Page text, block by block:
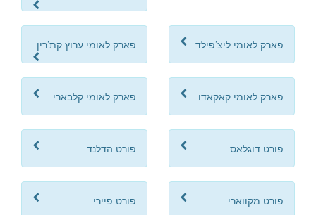
פארק לאומי ליצ’פילד פארק לאומי ערוץ קת’רין
פארק לאומי קאקאדו פארק לאומי קלבארי
פורט דוגלאס פורט הדלנד
פורט מקווארי פורט פיירי